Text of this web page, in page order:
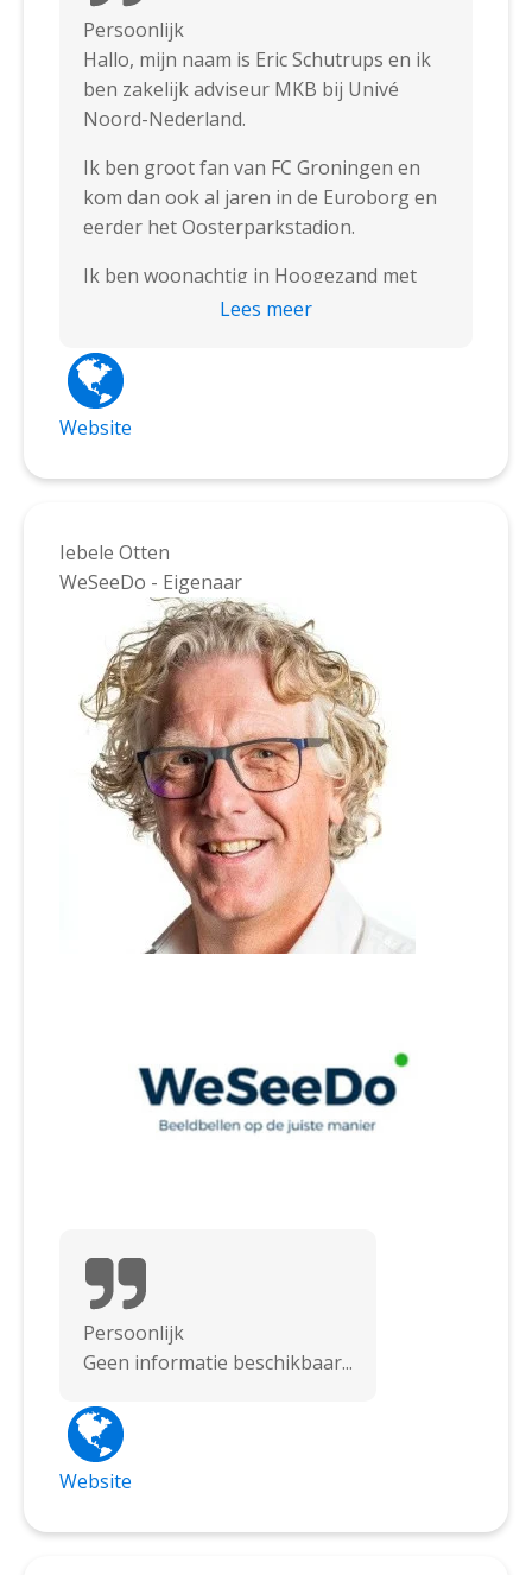
Persoonlijk
Hallo, mijn naam is Eric Schutrups en ik
ben zakelijk adviseur MKB bij Univé
Noord-Nederland.
Ik ben groot fan van FC Groningen en
kom dan ook al jaren in de Euroborg en
eerder het Oosterparkstadion.
Ik ben woonachtig in Hoogezand met
mijn vrouw en dochter, maar eigenlijk
Inmiddels ben ik al enkele jaren bij
Martini Business en vind de contacten
met de ondernemers leuk en vooral heel
gezellig.
divers qua klantenbestand, maar
vanwege mijn achtergrond in de horeca
vind ik horecaondernemingen nog altijd
het interessantst.
Iets met passie of roeping zal ik maar
zeggen. 😉
Wil je advies over je risico’s of daar eens
over sparren? Neem vooral contact op
of schiet me aan bij een volgende
activiteit van Christa, dan ga ik graag
met je in gesprek!
Eric.schutrups1@unive.nl of bel me
Lees meer
Website
Iebele Otten
WeSeeDo - Eigenaar
Persoonlijk
Geen informatie beschikbaar...
Website